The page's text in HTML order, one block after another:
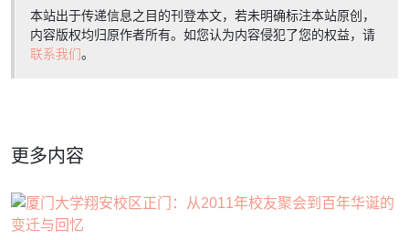
本站出于传递信息之目的刊登本文，若未明确标注本站原创，
内容版权均归原作者所有。如您认为内容侵犯了您的权益，请
联系我们。
更多内容